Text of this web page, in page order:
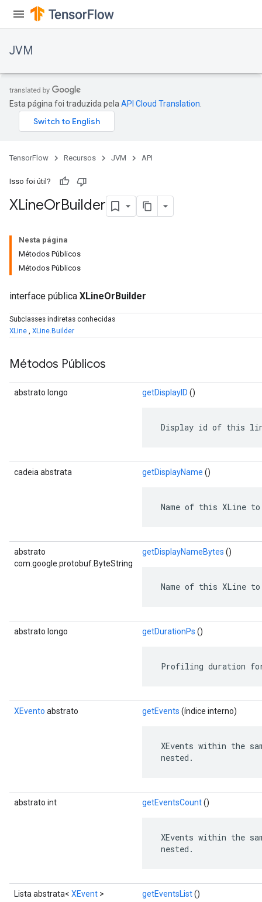
JVM
Esta página foi traduzida pela API Cloud Translation
TensorFlow Recursos JVM API
Isso foi útil?
XLineOrBuilder
Nesta página
Métodos Públicos
Métodos Públicos
interface pública XLineOrBuilder
Subclasses indiretas conhecidas
XLine , XLine.Builder
Métodos Públicos
abstrato longo getDisplayID ()
Display id of this
cadeia abstrata getDisplayName ()
Name of this XLine
abstrato
com.google.protobuf.ByteString
getDisplayNameBytes ()
Name of this XLine
abstrato longo getDurationPs ()
Profiling duration
XEvento abstrato getEvents (índice interno)
XEvents within the
nested.
abstrato int getEventsCount()
XEvents within the
nested.
Lista abstrata< XEvent > getEventsList()